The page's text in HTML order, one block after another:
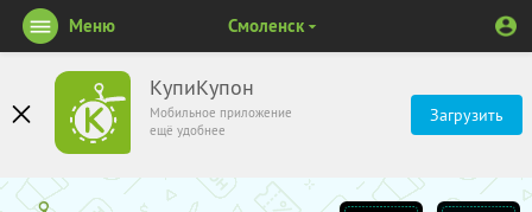
КупиКупон
Мобильное приложение
ещё удобнее
Загрузить
Меню Смоленск